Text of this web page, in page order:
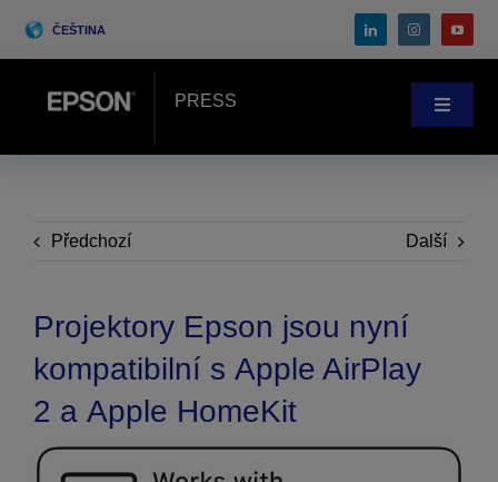
ČEŠTINA
PRESS
Toggle
Případové studie
Akce
Search
Předchozí Další
Projektory Epson jsou nyní
kompatibilní s Apple AirPlay
2 a Apple HomeKit